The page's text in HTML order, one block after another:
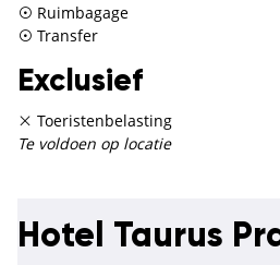
Ruimbagage
Transfer
Exclusief
Toeristenbelasting
Te voldoen op locatie
Hotel Taurus